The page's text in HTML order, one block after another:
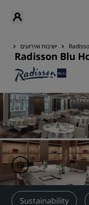
ישיבות ואירועים
Radisson Blu
Sustainability